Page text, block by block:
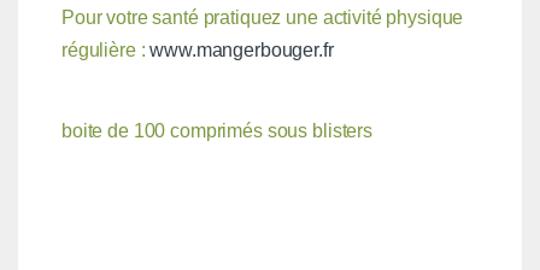
Pour votre santé pratiquez une activité physique
régulière :www.mangerbouger.fr
boite de 100 comprimés sous blisters